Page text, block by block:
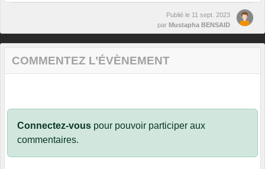
Publié le 11 sept. 2023
par Mustapha BENSAID
COMMENTEZ L’ÉVÈNEMENT
Connectez-vous pour pouvoir participer aux
commentaires.